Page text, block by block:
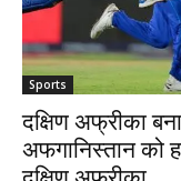
Sports
दक्षिण अफ्रीका
अफगानिस्तान को